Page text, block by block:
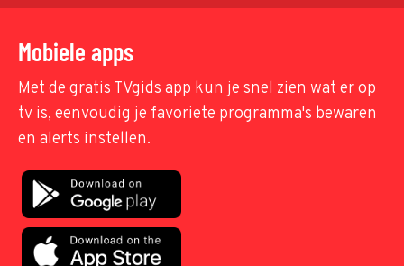
Mobiele apps
Met de gratis TVgids app kun je snel zien wat er op
tv is, eenvoudig je favoriete programma's bewaren
en alerts instellen.